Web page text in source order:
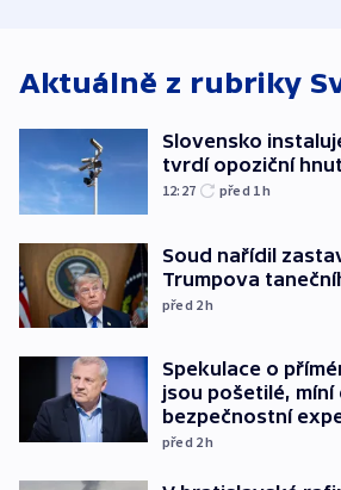
Aktuálně z rubriky
Slovensko
tvrdí opoziční
12:27 před 1h
Soud nařídil
Trumpova
před 2h
Spekulace o
jsou pošetilé,
bezpečnostní
před 2h